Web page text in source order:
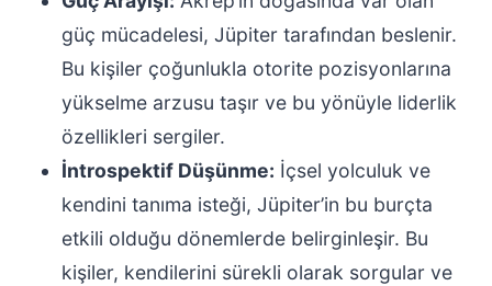
güç mücadelesi, Jüpiter tarafından beslenir.
Bu kişiler çoğunlukla otorite pozisyonlarına
yükselme arzusu taşır ve bu yönüyle liderlik
özellikleri sergiler.
İntrospektif Düşünme: İçsel yolculuk ve
kendini tanıma isteği, Jüpiter’in bu burçta
etkili olduğu dönemlerde belirginleşir. Bu
kişiler, kendilerini sürekli olarak sorgular ve